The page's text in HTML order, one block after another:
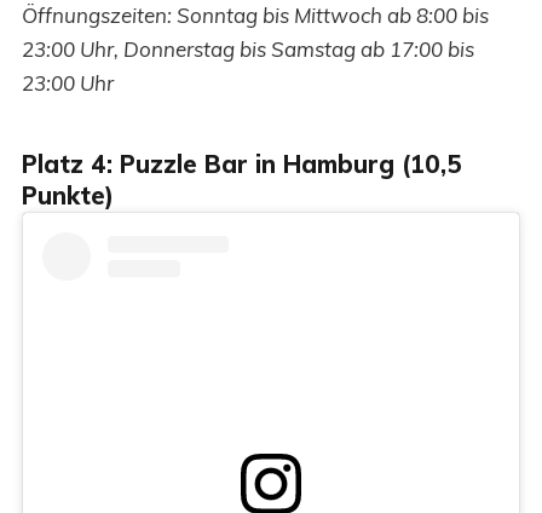
Öffnungszeiten: Sonntag bis Mittwoch ab 8:00 bis
23:00 Uhr, Donnerstag bis Samstag ab 17:00 bis
23:00 Uhr
Platz 4: Puzzle Bar in Hamburg (10,5
Punkte)